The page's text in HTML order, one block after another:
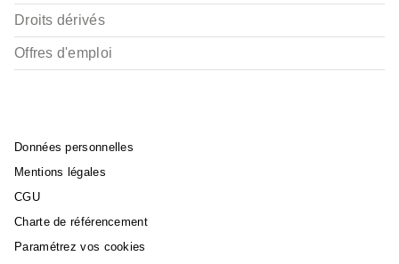
Droits dérivés
Offres d'emploi
Données personnelles
Mentions légales
CGU
Charte de référencement
Paramétrez vos cookies